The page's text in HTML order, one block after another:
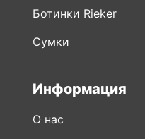
Ботинки Rieker
Сумки
Информация
О нас